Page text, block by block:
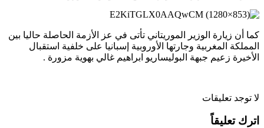
كما أن زيارة الوزير الموريتاني تأتى في عز الأزمة الحاصلة حاليا بين
المملكة المغربية وجارتها الأوروبية إسبانيا على خلفية استقبال
الأخيرة زعيم جبهة البوليساريو ابراهيم غالي بهوية مزورة .
لا توجد تعليقات
اترك تعليقاً